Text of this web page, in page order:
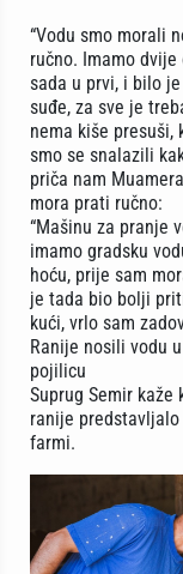
“Vodu smo morali
ručno. Imamo
sada u prvi, i bilo
suđe, za sve je
nema kiše
smo se snalazili
priča nam
mora prati ručno:
“Mašinu za pranje
imamo gradsku
hoću, prije sam
je tada bio bolji
kući, vrlo sam
Ranije nosili vodu
pojilicu
Suprug Semir kaže
ranije
farmi.